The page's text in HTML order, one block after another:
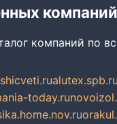
компаний
компаний по
alutex.spb.ru
today.ru